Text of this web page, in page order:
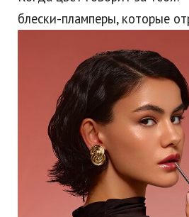
блески-пламперы, которые